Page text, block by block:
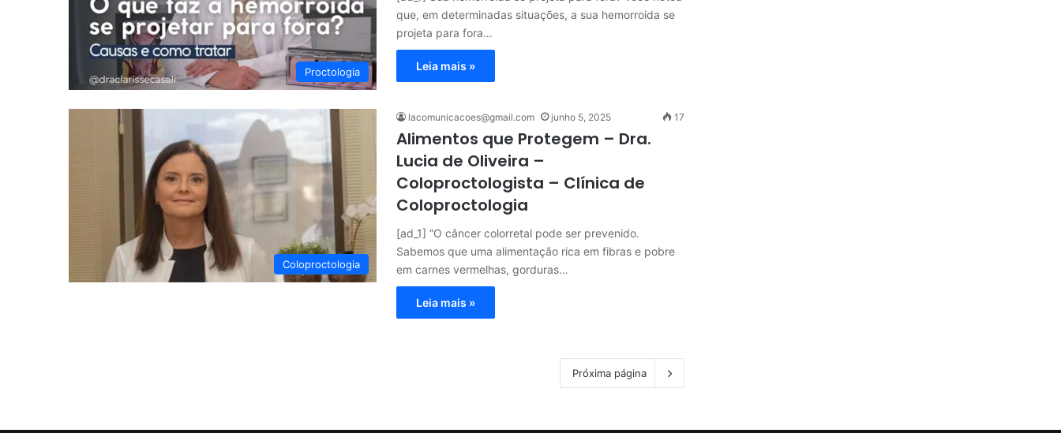
Proctologia
que, em determinadas situações, a sua hemorroida se
projeta para fora…
Leia mais »
Coloproctologia
lacomunicacoes@gmail.com junho 5, 2025 17
Alimentos que Protegem – Dra.
Lucia de Oliveira –
Coloproctologista – Clínica de
Coloproctologia
[ad_1] “O câncer colorretal pode ser prevenido.
Sabemos que uma alimentação rica em fibras e pobre
em carnes vermelhas, gorduras…
Leia mais »
Próxima página